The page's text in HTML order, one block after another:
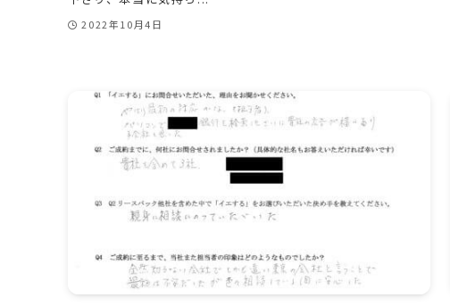
2022年10月4日